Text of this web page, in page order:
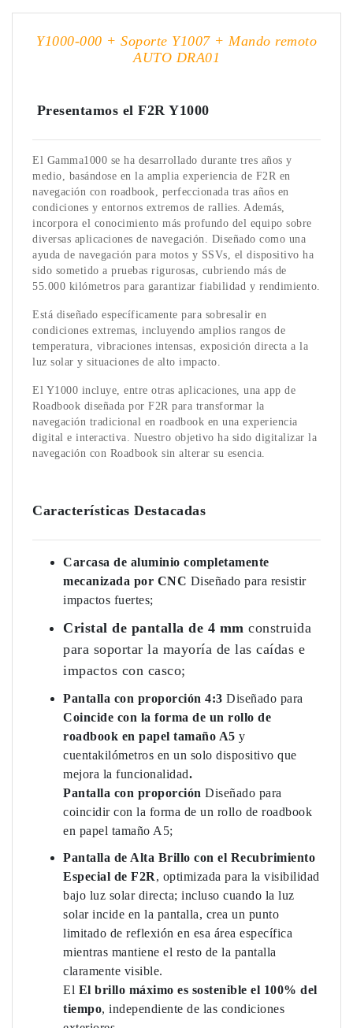
Y1000-000 + Soporte Y1007 + Mando remoto
AUTO DRA01
Presentamos el F2R Y1000
El Gamma1000 se ha desarrollado durante tres años y
medio, basándose en la amplia experiencia de F2R en
navegación con roadbook, perfeccionada tras años en
condiciones y entornos extremos de rallies. Además,
incorpora el conocimiento más profundo del equipo sobre
diversas aplicaciones de navegación. Diseñado como una
ayuda de navegación para motos y SSVs, el dispositivo ha
sido sometido a pruebas rigurosas, cubriendo más de
55.000 kilómetros para garantizar fiabilidad y rendimiento.
Está diseñado específicamente para sobresalir en
condiciones extremas, incluyendo amplios rangos de
temperatura, vibraciones intensas, exposición directa a la
luz solar y situaciones de alto impacto.
El Y1000 incluye, entre otras aplicaciones, una app de
Roadbook diseñada por F2R para transformar la
navegación tradicional en roadbook en una experiencia
digital e interactiva. Nuestro objetivo ha sido digitalizar la
navegación con Roadbook sin alterar su esencia.
Características Destacadas
Carcasa de aluminio completamente
mecanizada por CNC Diseñado para resistir
impactos fuertes;
Cristal de pantalla de 4 mm construida
para soportar la mayoría de las caídas e
impactos con casco;
Pantalla con proporción 4:3 Diseñado para
Coincide con la forma de un rollo de
roadbook en papel tamaño A5 y
cuentakilómetros en un solo dispositivo que
mejora la funcionalidad.
Pantalla con proporción Diseñado para
coincidir con la forma de un rollo de roadbook
en papel tamaño A5;
Pantalla de Alta Brillo con el Recubrimiento
Especial de F2R, optimizada para la visibilidad
bajo luz solar directa; incluso cuando la luz
solar incide en la pantalla, crea un punto
limitado de reflexión en esa área específica
mientras mantiene el resto de la pantalla
claramente visible.
El El brillo máximo es sostenible el 100% del
tiempo, independiente de las condiciones